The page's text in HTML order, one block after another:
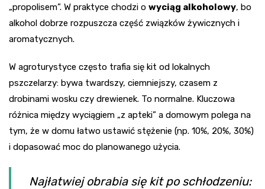
„propolisem”. W praktyce chodzi o wyciąg alkoholowy, bo
alkohol dobrze rozpuszcza część związków żywicznych i
aromatycznych.
W agroturystyce często trafia się kit od lokalnych
pszczelarzy: bywa twardszy, ciemniejszy, czasem z
drobinami wosku czy drewienek. To normalne. Kluczowa
różnica między wyciągiem „z apteki” a domowym polega na
tym, że w domu łatwo ustawić stężenie (np. 10%, 20%, 30%)
i dopasować moc do planowanego użycia.
Najłatwiej obrabia się kit po schłodzeniu: